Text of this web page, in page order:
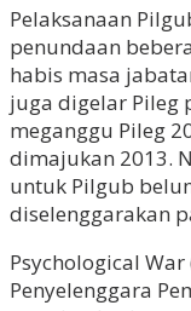
Pelaksanaan
penundaan
habis masa
juga digelar Pileg
meganggu Pileg
dimajukan 2013.
untuk Pilgub
diselenggarakan
Psychological
Penyelenggara